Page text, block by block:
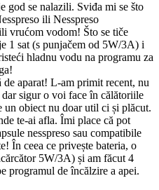
se nalazili. Sviđa mi se što
ili Nesspreso
vrućom vodom! Što se tiče
1 sat (s punjačem od 5W/3A) i
hladnu vodu na programu za
aparat! L-am primit recent, nu
sigur o voi face în călătoriile
un obiect nu doar util ci și plăcut.
te-ai afla. Îmi place că pot
nesspreso sau compatibile
În ceea ce privește bateria, o
5W/3A) și am făcut 4
programul de încălzire a apei.